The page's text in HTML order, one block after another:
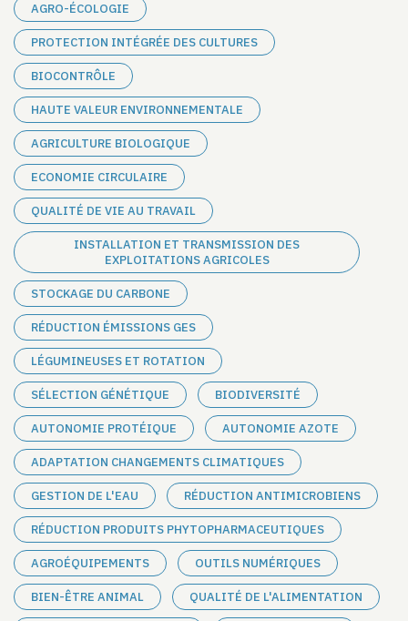
AGRO-ÉCOLOGIE
PROTECTION INTÉGRÉE DES CULTURES
BIOCONTRÔLE
HAUTE VALEUR ENVIRONNEMENTALE
AGRICULTURE BIOLOGIQUE
ECONOMIE CIRCULAIRE
QUALITÉ DE VIE AU TRAVAIL
INSTALLATION ET TRANSMISSION DES
EXPLOITATIONS AGRICOLES
STOCKAGE DU CARBONE
RÉDUCTION ÉMISSIONS GES
LÉGUMINEUSES ET ROTATION
SÉLECTION GÉNÉTIQUE BIODIVERSITÉ
AUTONOMIE PROTÉIQUE AUTONOMIE AZOTE
ADAPTATION CHANGEMENTS CLIMATIQUES
GESTION DE L'EAU RÉDUCTION ANTIMICROBIENS
RÉDUCTION PRODUITS PHYTOPHARMACEUTIQUES
AGROÉQUIPEMENTS OUTILS NUMÉRIQUES
BIEN-ÊTRE ANIMAL QUALITÉ DE L'ALIMENTATION